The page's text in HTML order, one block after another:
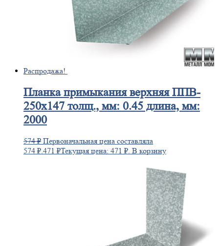
Распродажа!
Планкапримыкания верхняя ППВ-
250х147 толщ., мм: 0.45 длина, мм:
2000
574₽ Первоначальная цена составляла
574 ₽.471 ₽Текущая цена: 471 ₽. В корзину